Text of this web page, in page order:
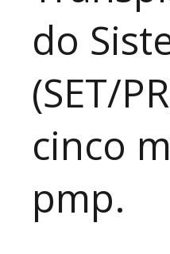
do
(SET/
cinco
pmp.